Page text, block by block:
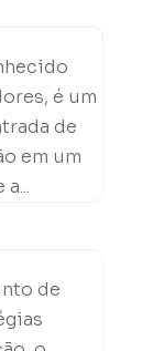
é um
de
em um
de